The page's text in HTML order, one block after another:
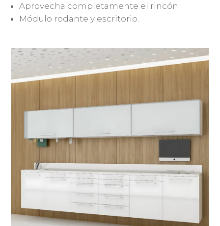
Aprovecha completamente el rincón
Módulo rodante y escritorio.